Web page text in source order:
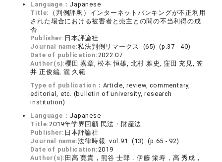
Language： Japanese
Title:
（判例評釈）インターネットバンキングが不正利用
された場合における被害者と売主との間の不当利得の成
否
Publisher: 日本評論社
Journal name:私法判例リマークス (65) (p.37 - 40)
Date of publication:2022.07
Author(s):櫻田 嘉章, 松本 恒雄, 北村 雅史, 窪田 充見, 笠
井 正俊編, 瀧 久範
Type of publication： Article, review, commentary,
editorial, etc. (bulletin of university, research
institution)
Language： Japanese
Title:2019年学界回顧 民法・財産法
Publisher: 日本評論社
Journal name:法律時報 vol.91 (13) (p.65 - 92)
Date of publication:2019
Author(s): 田高 寛貴，熊谷 士郎，伊藤 栄寿，高 秀成，